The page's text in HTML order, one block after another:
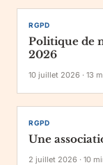
RGPD
Politique de
2026
10 juillet 2026 · 13
RGPD
Une
2 juillet 2026 · 10